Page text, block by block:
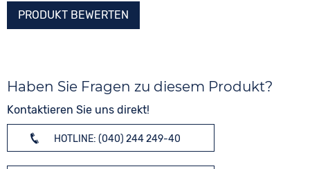
PRODUKT BEWERTEN
Haben Sie Fragen zu diesem Produkt?
Kontaktieren Sie uns direkt!
HOTLINE: (040) 244 249-40